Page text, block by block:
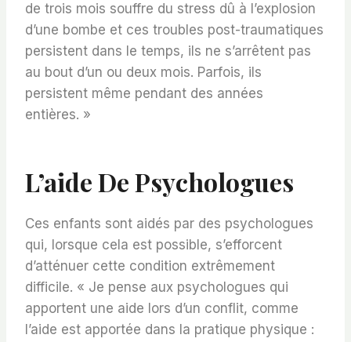
de trois mois souffre du stress dû à l’explosion
d’une bombe et ces troubles post-traumatiques
persistent dans le temps, ils ne s’arrêtent pas
au bout d’un ou deux mois. Parfois, ils
persistent même pendant des années
entières. »
L’aide De Psychologues
Ces enfants sont aidés par des psychologues
qui, lorsque cela est possible, s’efforcent
d’atténuer cette condition extrêmement
difficile. « Je pense aux psychologues qui
apportent une aide lors d’un conflit, comme
l’aide est apportée dans la pratique physique :